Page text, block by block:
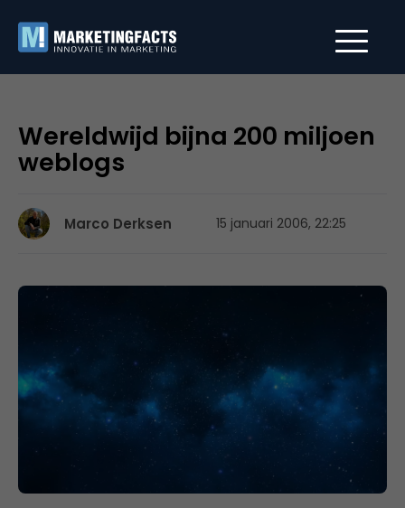
Wereldwijd bijna 200 miljoen
weblogs
Marco Derksen 15 januari 2006, 22:25